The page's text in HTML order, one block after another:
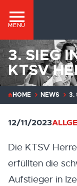
MENÜ
3. SIEG
KTSV
HOME NEWS 3.
12/11/2023
Die KTSV
erfüllten die
Aufstieger in